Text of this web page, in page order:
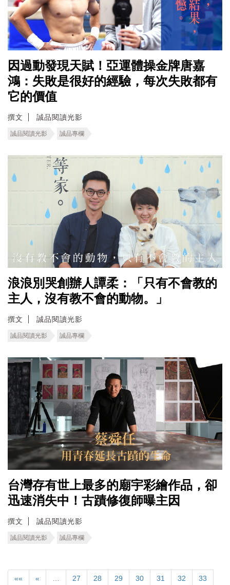
因過動發現天賦！亞運體操金牌唐嘉
鴻：失敗是很好的經驗，每次失敗都有
它的價值
撰文 誠品閱讀光影
誠品閱讀光影 誠品專欄
浪浪別哭創辦人譚柔：「只有不會教的
主人，沒有教不會的動物。」
撰文 誠品閱讀光影
誠品閱讀光影 誠品專欄
台灣存有世上最多的廟宇彩繪作品，卻
迅速消失中！古蹟修復師曝主因
撰文 誠品閱讀光影
誠品閱讀光影 誠品專欄
«« « 27 28 29 30 31 32 33